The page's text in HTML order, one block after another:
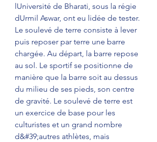
lUniversité de Bharati, sous la régie
dUrmil Aswar, ont eu lidée de tester.
Le soulevé de terre consiste à lever
puis reposer par terre une barre
chargée. Au départ, la barre repose
au sol. Le sportif se positionne de
manière que la barre soit au dessus
du milieu de ses pieds, son centre
de gravité. Le soulevé de terre est
un exercice de base pour les
culturistes et un grand nombre
d&#39;autres athlètes, mais